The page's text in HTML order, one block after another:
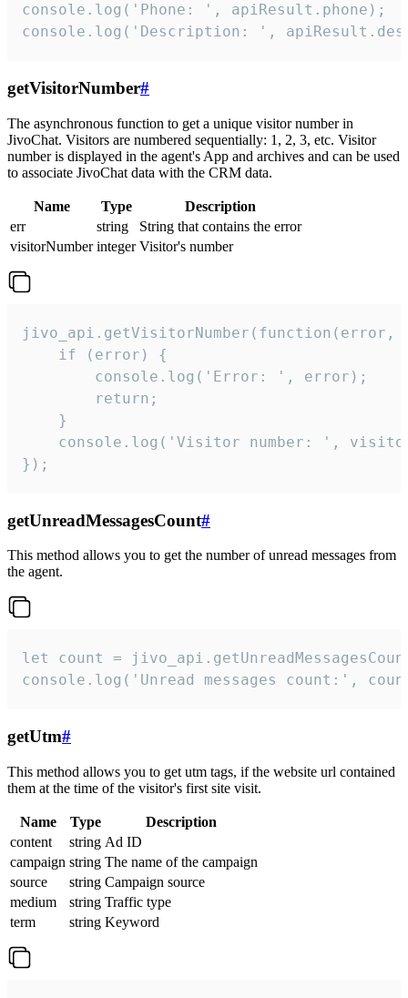
console.log('Phone: ', apiResult.phone);
console.log('Description: ',
getVisitorNumber#
The asynchronous function to get a unique visitor number in
JivoChat. Visitors are numbered sequentially: 1, 2, 3, etc. Visitor
number is displayed in the agent's App and archives and can be used
to associate JivoChat data with the CRM data.
Name Type
Description
err
string
String that contains the error
visitorNumber integer Visitor's number
jivo_api.getVisitorNumber(function(error,
    if (error) {
        console.log('Error: ', error);
        return;
    }
console.log('Visitor number: ',
});
getUnreadMessagesCount#
This method allows you to get the number of unread messages from
the agent.
let count =
console.log('Unread messages count:',
getUtm#
This method allows you to get utm tags, if the website url contained
them at the time of the visitor's first site visit.
Name Type
Description
content
string Ad ID
campaign string The name of the campaign
source
string Campaign source
medium
string Traffic type
term
string Keyword